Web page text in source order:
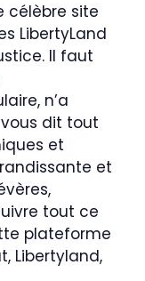
célèbre site
LibertyLand
Il faut
n’a
dit tout
et
et
tout ce
plateforme
Libertyland,